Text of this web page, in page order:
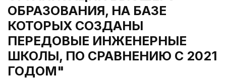
ОБРАЗОВАНИЯ, НА БАЗЕ
КОТОРЫХ СОЗДАНЫ
ПЕРЕДОВЫЕ ИНЖЕНЕРНЫЕ
ШКОЛЫ, ПО СРАВНЕНИЮ С 2021
ГОДОМ"